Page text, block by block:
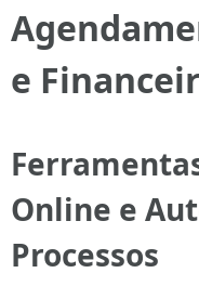
e
Online e
Processos